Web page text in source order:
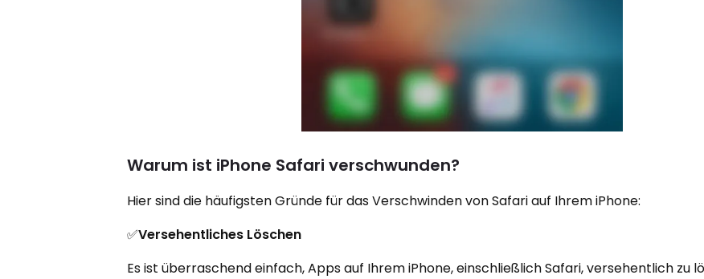
Warum ist iPhone Safari verschwunden?
Hier sind die häufigsten Gründe für das Verschwinden von Safari auf Ihrem iPhone:
✅Versehentliches Löschen
Es ist überraschend einfach, Apps auf Ihrem iPhone, einschließlich Safari, versehentlich zu